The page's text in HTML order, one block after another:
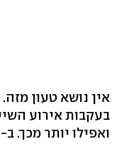
אין נושא טעון
בעקבות אירוע